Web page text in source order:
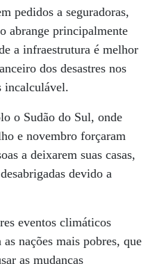
pedidos a seguradoras,
abrange principalmente
a infraestrutura é melhor
dos desastres nos
incalculável.
o Sudão do Sul, onde
e novembro forçaram
a deixarem suas casas,
devido a
eventos climáticos
nações mais pobres, que
as mudanças